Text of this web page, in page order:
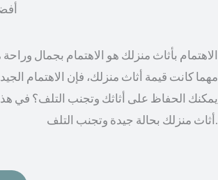
الاهتمام بأثاث منزلك هو الاهتمام بجمال
مهما كانت قيمة أثاث منزلك، فإن الاهتمام
يمكنك الحفاظ على أثاثك وتجنب التلف؟ في